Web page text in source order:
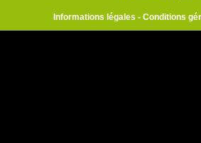
Informations légales - Conditions